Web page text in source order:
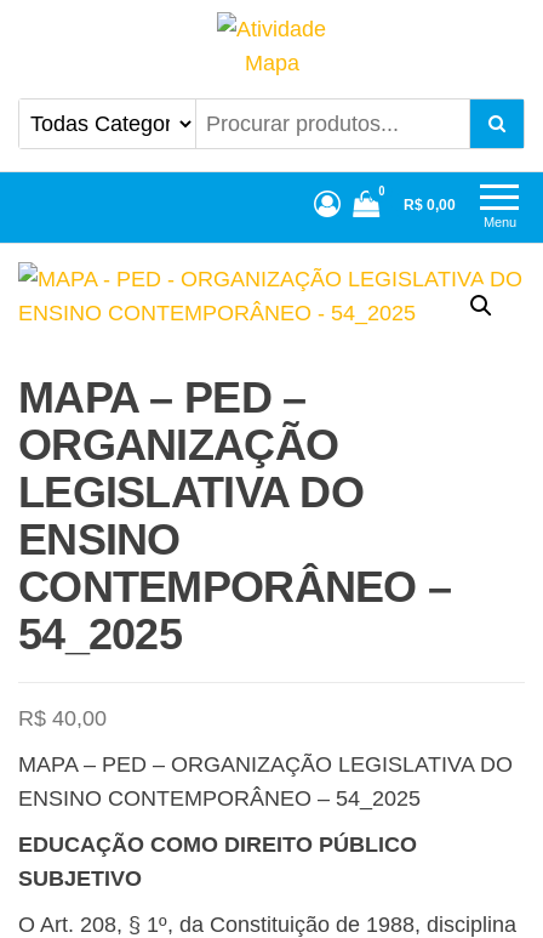
Atividade Mapa Mapa UniCesumar
Menu
0
R$ 0,00
MAPA – PED –
ORGANIZAÇÃO
LEGISLATIVA DO
ENSINO
CONTEMPORÂNEO –
54_2025
R$ 40,00
MAPA – PED – ORGANIZAÇÃO LEGISLATIVA DO
ENSINO CONTEMPORÂNEO – 54_2025
EDUCAÇÃO COMO DIREITO PÚBLICO
SUBJETIVO
O Art. 208, § 1º, da Constituição de 1988, disciplina